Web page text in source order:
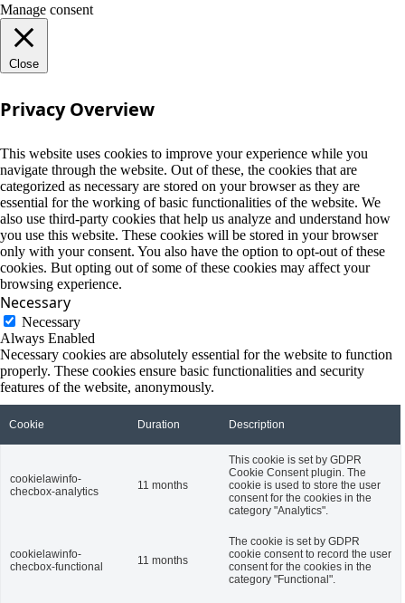
Manage consent
Close
Privacy Overview
This website uses cookies to improve your experience while you
navigate through the website. Out of these, the cookies that are
categorized as necessary are stored on your browser as they are
essential for the working of basic functionalities of the website. We
also use third-party cookies that help us analyze and understand how
you use this website. These cookies will be stored in your browser
only with your consent. You also have the option to opt-out of these
cookies. But opting out of some of these cookies may affect your
browsing experience.
Necessary
Necessary
Always Enabled
Necessary cookies are absolutely essential for the website to function
properly. These cookies ensure basic functionalities and security
features of the website, anonymously.
Cookie Duration Description
cookielawinfo-
checbox-analytics
11 months
This cookie is set by GDPR
Cookie Consent plugin. The
cookie is used to store the user
consent for the cookies in the
category "Analytics".
cookielawinfo-
checbox-functional
11 months
The cookie is set by GDPR
cookie consent to record the user
consent for the cookies in the
category "Functional".